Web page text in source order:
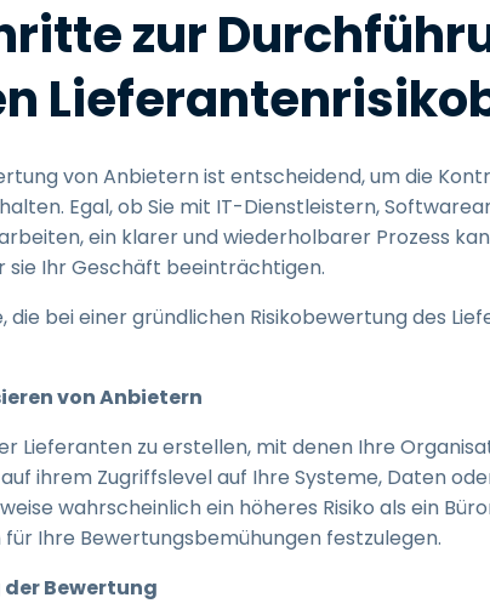
zur
von Anbietern ist entscheidend, um die
Egal, ob Sie mit IT-Dienstleistern,
ein klarer und wiederholbarer Prozess
sie Ihr Geschäft beeinträchtigen.
die bei einer gründlichen Risikobewertung des
von Anbietern
Lieferanten zu erstellen, mit denen Ihre
ihrem Zugriffslevel auf Ihre Systeme, Daten
wahrscheinlich ein höheres Risiko als ein
Ihre Bewertungsbemühungen festzulegen.
der Bewertung